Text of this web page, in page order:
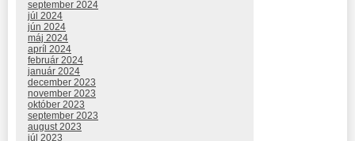
september 2024
júl 2024
jún 2024
máj 2024
apríl 2024
február 2024
január 2024
december 2023
november 2023
október 2023
september 2023
august 2023
júl 2023